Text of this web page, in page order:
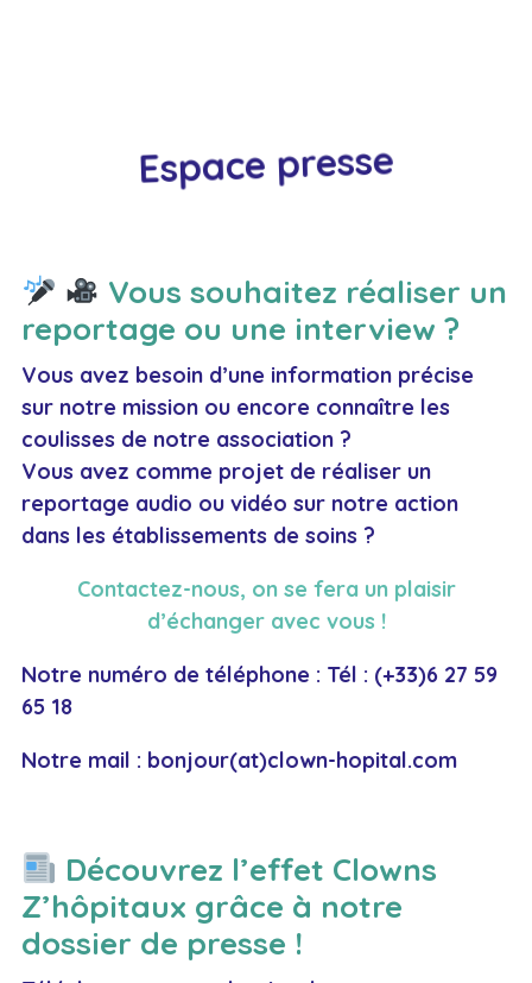
Espace presse
Vous souhaitez réaliser un
reportage ou une interview ?
Vous avez besoin d’une information précise
sur notre mission ou encore connaître les
coulisses de notre association ?
Vous avez comme projet de réaliser un
reportage audio ou vidéo sur notre action
dans les établissements de soins ?
Contactez-nous, on se fera un plaisir
d’échanger avec vous !
Notre numéro de téléphone : Tél : (+33)6 27 59
65 18
Notre mail : bonjour(at)clown-hopital.com
Découvrez l’effet Clowns
Z’hôpitaux grâce à notre
dossier de presse !